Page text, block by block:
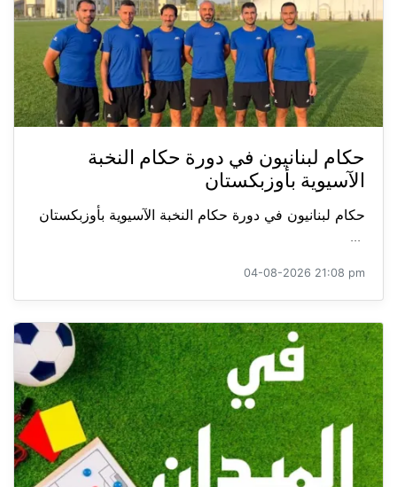
حكام لبنانيون في دورة حكام النخبة
الآسيوية بأوزبكستان
حكام لبنانيون في دورة حكام النخبة الآسيوية بأوزبكستان
...
04-08-2026 21:08 pm